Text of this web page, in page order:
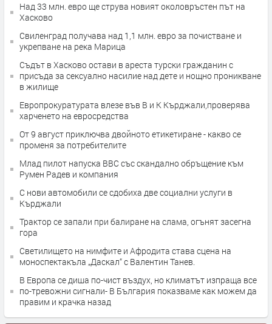
Над 33 млн. евро ще струва новият околовръстен път на
Хасково
Свиленград получава над 1,1 млн. евро за почистване и
укрепване на река Марица
Съдът в Хасково остави в ареста турски гражданин с
присъда за сексуално насилие над дете и нощно проникване
в жилище
Европрокуратурата влезе във В и К Кърджали,проверява
харченето на евросредства
От 9 август приключва двойното етикетиране - какво се
променя за потребителите
Млад пилот напуска ВВС със скандално обръщение към
Румен Радев и компания
С нови автомобили се сдобиха две социални услуги в
Кърджали
Трактор се запали при балиране на слама, огънят засегна
гора
Светилището на нимфите и Афродита става сцена на
моноспектакъла „Даскал“ с Валентин Танев.
В Европа се диша по-чист въздух, но климатът изпраща все
по-тревожни сигнали- В България показваме как можем да
правим и крачка назад